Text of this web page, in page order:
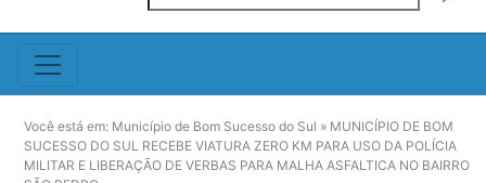
Você está em: Município de Bom Sucesso do Sul » MUNICÍPIO DE BOM
SUCESSO DO SUL RECEBE VIATURA ZERO KM PARA USO DA POLÍCIA
MILITAR E LIBERAÇÃO DE VERBAS PARA MALHA ASFALTICA NO BAIRRO